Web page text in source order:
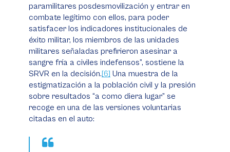
paramilitares posdesmovilización y entrar en
combate legítimo con ellos, para poder
satisfacer los indicadores institucionales de
éxito militar, los miembros de las unidades
militares señaladas prefirieron asesinar a
sangre fría a civiles indefensos”, sostiene la
SRVR en la decisión.[6] Una muestra de la
estigmatización a la población civil y la presión
sobre resultados “a como diera lugar” se
recoge en una de las versiones voluntarias
citadas en el auto: